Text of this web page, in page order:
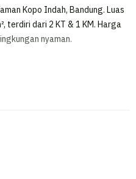
Kopo Indah, Bandung. Luas
terdiri dari 2 KT & 1 KM. Harga
nyaman.
strategis serta memiliki jumlah
miliki, utamanya bagi Anda